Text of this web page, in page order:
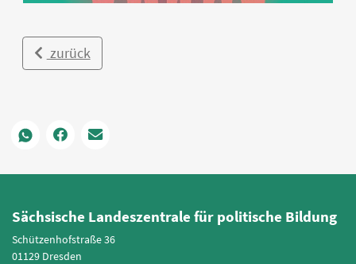
zurück
Sächsische Landeszentrale für politische Bildung
Schützenhofstraße 36
01129 Dresden